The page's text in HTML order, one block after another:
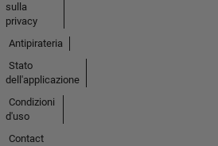
sulla
privacy
Antipirateria
Stato
dell'applicazione
Condizioni
d'uso
Contact